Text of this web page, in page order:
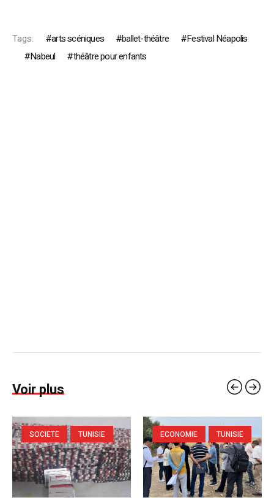
Tags: arts scéniques ballet-théâtre
Festival Néapolis
Nabeul
théâtre pour enfants
Voir plus
SOCIETE TUNISIE ECONOMIE TUNISIE